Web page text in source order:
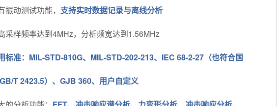
振动测试功能， 支持实时数据记录与离线分析
采样频率达到4MHz，分析频宽达到1.56MHz
标准：MIL-STD-810G、MIL-STD-202-213、IEC 68-2-27（也符合国
T 2423.5）、GJB 360、用户自定义